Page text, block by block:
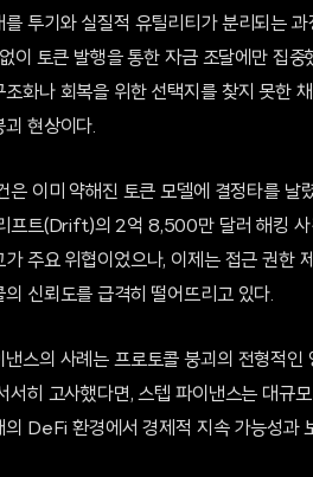
투기와 실질적 유틸리티가 분리되는
이 토큰 발행을 통한 자금 조달에만 집
화나 회복을 위한 선택지를 찾지 못한
괴 현상이다.
은 이미 약해진 토큰 모델에 결정타를
프트(Drift)의 2억 8,500만 달러 해킹
가 주요 위협이었으나, 이제는 접근 권한
신뢰도를 급격히 떨어뜨리고 있다.
스의 사례는 프로토콜 붕괴의 전형적
서히 고사했다면, 스텝 파이낸스는 대규
의 DeFi 환경에서 경제적 지속 가능성과